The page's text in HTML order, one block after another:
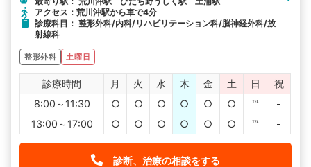
アクセス：荒川沖駅から車で4分
診療科目： 整形外科/内科/リハビリテーション科/脳神経外科/放
射線科
整形外科 土曜日
診療時間 月 火 水 木 金 土 日
祝
8:00～11:30
○ ○ ○ ○ ○ ○ ℡
-
13:00～17:00
○ ○ ○ ○ ○ ○ ℡ -
診断、治療の相談をする